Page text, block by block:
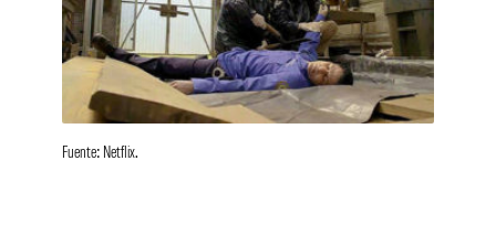
Fuente: Netflix.